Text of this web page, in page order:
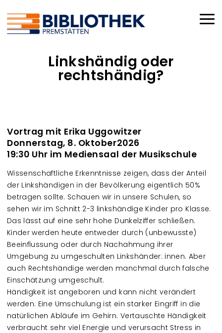
Direkt zum Inhalt
Linkshändig oder
rechtshändig?
Vortrag mit Erika Uggowitzer
Donnerstag, 8. Oktober2026
19:30 Uhr im Mediensaal der Musikschule
Wissenschaftliche Erkenntnisse zeigen, dass der Anteil
der Linkshändigen in der Bevölkerung eigentlich 50%
betragen sollte. Schauen wir in unsere Schulen, so
sehen wir im Schnitt 2-3 linkshändige Kinder pro Klasse.
Das lässt auf eine sehr hohe Dunkelziffer schließen.
Kinder werden heute entweder durch (unbewusste)
Beeinflussung oder durch Nachahmung ihrer
Umgebung zu umgeschulten Linkshänder: innen. Aber
auch Rechtshändige werden manchmal durch falsche
Einschätzung umgeschult.
Händigkeit ist angeboren und kann nicht verändert
werden. Eine Umschulung ist ein starker Eingriff in die
natürlichen Abläufe im Gehirn. Vertauschte Händigkeit
verbraucht sehr viel Energie und verursacht Stress in